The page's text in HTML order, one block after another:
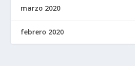
marzo 2020
febrero 2020